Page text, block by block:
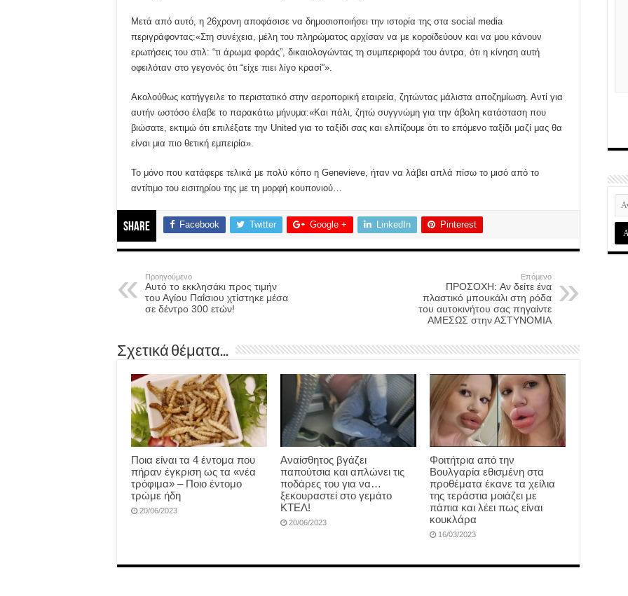
Μετά από αυτό, η 26χρονη αποφάσισε να δημοσιοποιήσει την ιστορία της στα social media
περιγράφοντας:«Στη συνέχεια, μέλη του πληρώματος αρχίσαν να με κοροϊδεύουν και να μου κάνουν
ερωτήσεις του στιλ: “τι άρωμα φοράς”, δικαιολογώντας τη συμπεριφορά του άντρα, ότι η κίνηση αυτή
οφειλόταν στο γεγονός ότι “είχε πιει λίγο κρασί”».
Ακολούθως κατήγγειλε το περιστατικό στην αεροπορική εταιρεία, ζητώντας μάλιστα αποζημίωση. Αντί για
αυτήν ωστόσο έλαβε το παρακάτω μήνυμα:«Και πάλι, ζητώ συγγνώμη για την άβολη κατάσταση που
βιώσατε, εκτιμώ ότι επιλέξατε την United για το ταξίδι σας και ελπίζουμε ότι το επόμενο ταξίδι μαζί μας θα
είναι μια πιο θετική εμπειρία».
Το μόνο που κατάφερε τελικά με πολύ κόπο η Genevieve, ήταν να λάβει απλά πίσω το μισό από το
αντίτιμο του εισιτηρίου της με τη μορφή κουπονιού…
Share Facebook Twitter Google + LinkedIn Pinterest
Προηγούμενο
Αυτό το εκκλησάκι προς τιμήν
του Αγίου Παΐσιου χτίστηκε μέσα
σε δέντρο 300 ετών!
Επόμενο
ΠΡΟΣΟΧH: Αν δείτε ένα
πλαστικό μπουκάλι στη ρόδα
του αυτοκινήτου σας πηγαίντε
ΑΜΕΣΩΣ στην ΑΣΤΥΝΟΜΙΑ
Σχετικά θέματα...
Ποια είναι τα 4 έντομα που
πήραν έγκριση ως τα «νέα
τρόφιμα» – Ποιο έντομο
τρώμε ήδη
20/06/2023
Αναίσθητος βγάζει
παπούτσια και απλώνει τις
ποδάρες του για να…
ξεκουραστεί στο γεμάτο
ΚΤΕΛ!
20/06/2023
Φοιτήτρια από την
Βουλγαρία εθισμένη στα
προθέματα έκανε τα χείλια
της τεράστια μοιάζει με
πάπια και λέει πως είναι
κουκλάρα
16/03/2023